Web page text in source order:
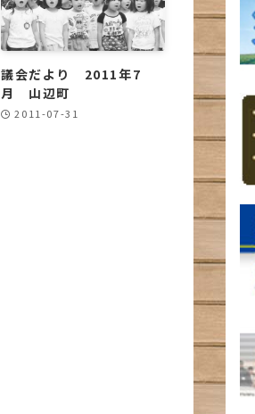
議会だより 2011年7
月 山辺町
2011-07-31